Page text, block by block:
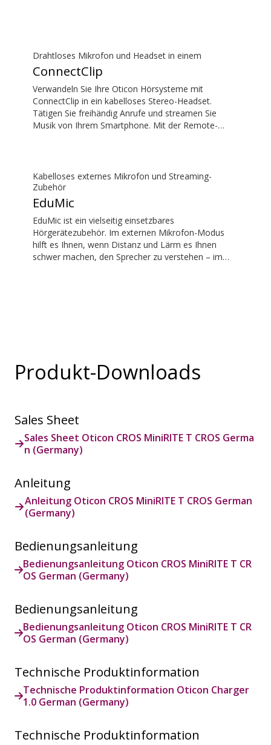
Drahtloses Mikrofon und Headset in einem
ConnectClip
Verwandeln Sie Ihre Oticon Hörsysteme mit
ConnectClip in ein kabelloses Stereo-Headset.
Tätigen Sie freihändig Anrufe und streamen Sie
Musik von Ihrem Smartphone. Mit der Remote-
Kabelloses externes Mikrofon und Streaming-
Zubehör
EduMic
EduMic ist ein vielseitig einsetzbares
Hörgerätezubehör. Im externen Mikrofon-Modus
hilft es Ihnen, wenn Distanz und Lärm es Ihnen
schwer machen, den Sprecher zu verstehen – im
Produkt-Downloads
Sales Sheet
Sales Sheet Oticon CROS MiniRITE T CROS Germa
n (Germany)
Anleitung
Anleitung Oticon CROS MiniRITE T CROS German
(Germany)
Bedienungsanleitung
Bedienungsanleitung Oticon CROS MiniRITE T CR
OS German (Germany)
Bedienungsanleitung
Bedienungsanleitung Oticon CROS MiniRITE T CR
OS German (Germany)
Technische Produktinformation
Technische Produktinformation Oticon Charger
1.0 German (Germany)
Technische Produktinformation